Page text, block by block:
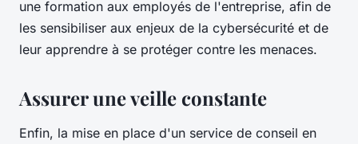
une formation aux employés de l'entreprise, afin de
les sensibiliser aux enjeux de la cybersécurité et de
leur apprendre à se protéger contre les menaces.
Assurer une veille constante
Enfin, la mise en place d'un service de conseil en